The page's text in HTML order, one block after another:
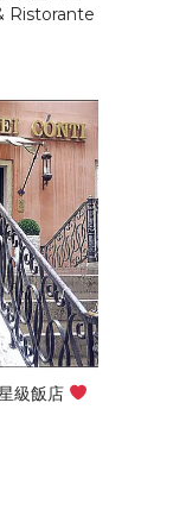
Ristorante
級飯店